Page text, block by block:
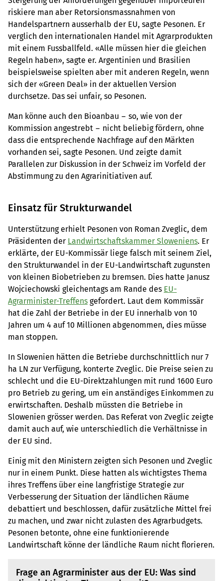
riskiere man aber Retorsionsmassnahmen von
Handelspartnern ausserhalb der EU, sagte Pesonen. Er
verglich den internationalen Handel mit Agrarprodukten
mit einem Fussballfeld. «Alle müssen hier die gleichen
Regeln haben», sagte er. Argentinien und Brasilien
beispielsweise spielten aber mit anderen Regeln, wenn
sich der «Green Deal» in der aktuellen Version
durchsetze. Das sei unfair, so Pesonen.
Man könne auch den Bioanbau − so, wie von der
Kommission angestrebt − nicht beliebig fördern, ohne
dass die entsprechende Nachfrage auf den Märkten
vorhanden sei, sagte Pesonen. Und zeigte damit
Parallelen zur Diskussion in der Schweiz im Vorfeld der
Abstimmung zu den Agrarinitiativen auf.
Einsatz für Strukturwandel
Unterstützung erhielt Pesonen von Roman Zveglic, dem
Präsidenten der Landwirtschaftskammer Sloweniens. Er
erklärte, der EU-Kommissär liege falsch mit seinem Ziel,
den Strukturwandel in der EU-Landwirtschaft zugunsten
von kleinen Biobetrieben zu bremsen. Dies hatte Janusz
Wojciechowski gleichentags am Rande des EU-
Agrarminister-Treffens gefordert. Laut dem Kommissär
hat die Zahl der Betriebe in der EU innerhalb von 10
Jahren um 4 auf 10 Millionen abgenommen, dies müsse
man stoppen.
In Slowenien hätten die Betriebe durchschnittlich nur 7
ha LN zur Verfügung, konterte Zveglic. Die Preise seien zu
schlecht und die EU-Direktzahlungen mit rund 1600 Euro
pro Betrieb zu gering, um ein anständiges Einkommen zu
erwirtschaften. Deshalb müssten die Betriebe in
Slowenien grösser werden. Das Referat von Zveglic zeigte
damit auch auf, wie unterschiedlich die Verhältnisse in
der EU sind.
Einig mit den Ministern zeigten sich Pesonen und Zveglic
nur in einem Punkt. Diese hatten als wichtigstes Thema
ihres Treffens über eine langfristige Strategie zur
Verbesserung der Situation der ländlichen Räume
debattiert und beschlossen, dafür zusätzliche Mittel frei
zu machen, und zwar nicht zulasten des Agrarbudgets.
Pesonen betonte, ohne eine funktionierende
Landwirtschaft könne der ländliche Raum nicht florieren.
Frage an Agrarminister aus der EU: Was sind